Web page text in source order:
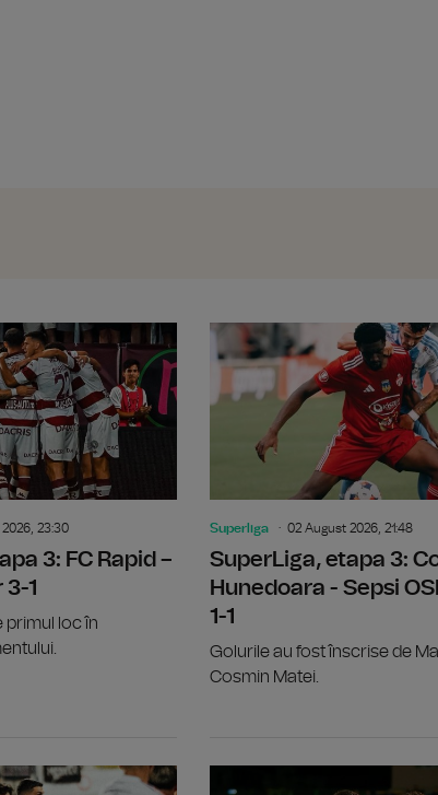
SuperLiga, etapa 3: Universitatea
23:30
3: FC Rapid –
1
primul loc în
Superliga 02 August 2026, 21:48
SuperLiga, etapa 3:
Hunedoara - Sepsi
1-1
Golurile au fost înscrise de
Cosmin Matei.